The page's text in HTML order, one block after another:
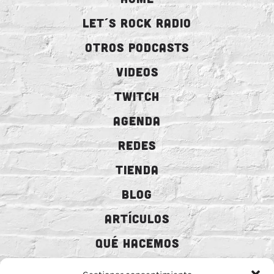
LET´S ROCK RADIO
OTROS PODCASTS
VIDEOS
TWITCH
AGENDA
REDES
TIENDA
BLOG
ARTÍCULOS
QUÉ HACEMOS